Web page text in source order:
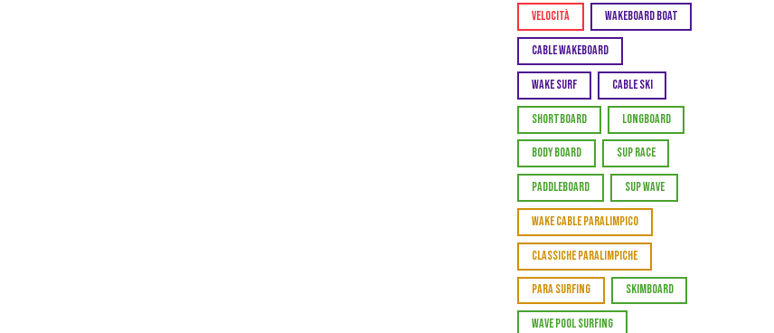
VELOCITÀ WAKEBOARD BOAT
CABLE WAKEBOARD
WAKE SURF CABLE SKI
SHORTBOARD LONGBOARD
BODY BOARD SUP RACE
PADDLEBOARD SUP WAVE
WAKE CABLE PARALIMPICO
CLASSICHE PARALIMPICHE
PARA SURFING SKIMBOARD
WAVE POOL SURFING